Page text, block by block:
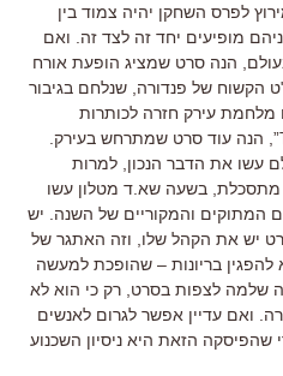
לפרס השחקן יהיה צמוד בין
מופיעים יחד זה לצד זה. ואם
הנה סרט שמציג הופעת אורח
הקשוח של פנדורה, שנלחם בגיבור
מלחמת עירק חזרה לכותרות
הקולנוע בזכות "The Hurt Locker”, הנה עוד סרט שמתרחש בעירק.
עשו את הדבר הנכון, למרות
מתסכלת, בשעה שא.ד מטלון עשו
והמקוריים של השנה. יש
יש את הקהל שלו, וזה האתגר של
בריונות – שהופכת למעשה
שלמה לצפות בסרט, רק כי הוא לא
ואם עדיין אפשר לגרום לאנשים
הזאת היא ניסיון השכנוע